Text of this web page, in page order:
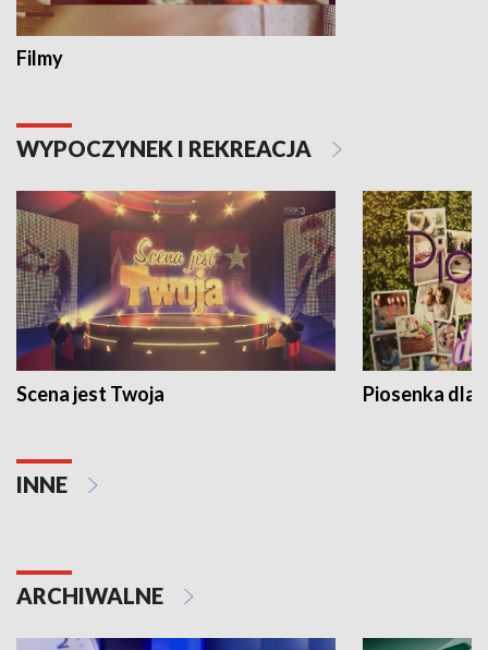
Filmy
WYPOCZYNEK I REKREACJA
Scena jest Twoja Piosenka dla
INNE
ARCHIWALNE